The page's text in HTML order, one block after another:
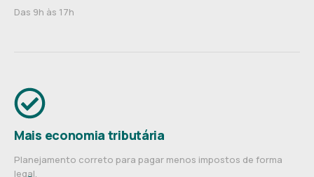
Das 9h às 17h
Mais economia tributária
Planejamento correto para pagar menos impostos de forma
legal.